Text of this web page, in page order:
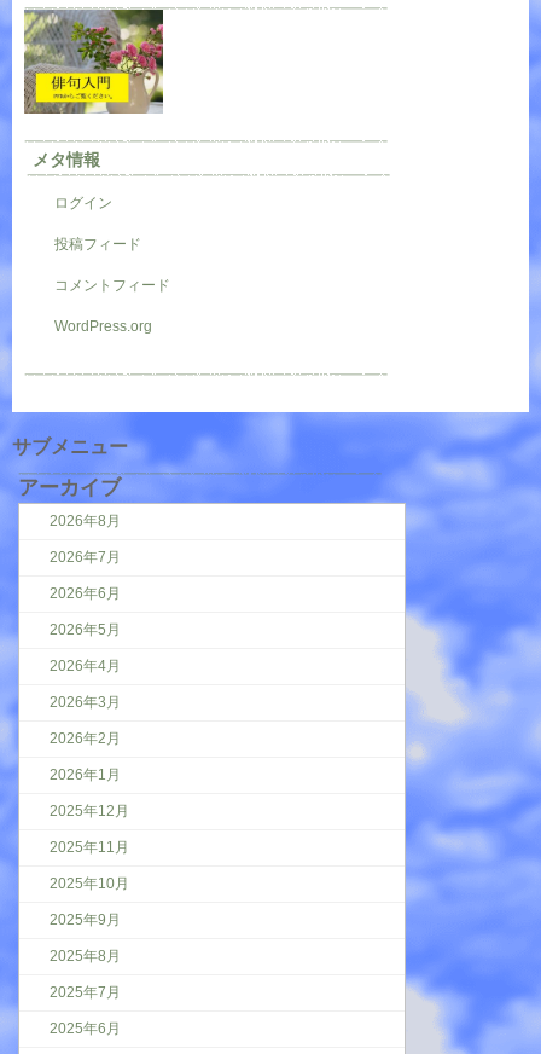
メタ情報
ログイン
投稿フィード
コメントフィード
WordPress.org
サブメニュー
アーカイブ
2026年8月
2026年7月
2026年6月
2026年5月
2026年4月
2026年3月
2026年2月
2026年1月
2025年12月
2025年11月
2025年10月
2025年9月
2025年8月
2025年7月
2025年6月